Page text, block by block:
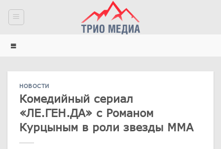
НОВОСТИ
Комедийный сериал
«ЛЕ.ГЕН.ДА» с Романом
Курцыным в роли звезды ММА